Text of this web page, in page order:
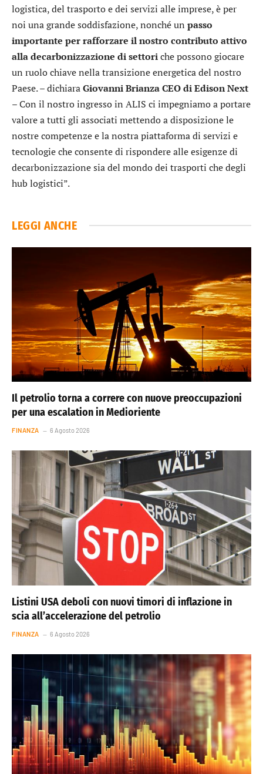
logistica, del trasporto e dei servizi alle imprese, è per
noi una grande soddisfazione, nonché un passo
importante per rafforzare il nostro contributo attivo
alla decarbonizzazione di settoriche possono giocare
un ruolo chiave nella transizione energetica del nostro
Paese. – dichiaraGiovanni Brianza CEO di Edison Next
– Con il nostro ingresso in ALIS ci impegniamo a portare
valore a tutti gli associati mettendo a disposizione le
nostre competenze e la nostra piattaforma di servizi e
tecnologie che consente di rispondere alle esigenze di
decarbonizzazione sia del mondo dei trasporti che degli
hub logistici”.
LEGGI ANCHE
Il petrolio torna a correre con nuove preoccupazioni
per una escalation in Medioriente
FINANZA 6 Agosto 2026
Listini USA deboli con nuovi timori di inflazione in
scia all’accelerazione del petrolio
FINANZA 6 Agosto 2026